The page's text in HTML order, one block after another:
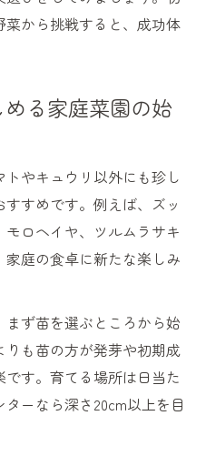
から挑戦すると、成功体
る家庭菜園の始
やキュウリ以外にも珍し
すめです。例えば、ズッ
ロヘイヤ、ツルムラサキ
庭の食卓に新たな楽しみ
ず苗を選ぶところから始
も苗の方が発芽や初期成
す。育てる場所は日当た
ーなら深さ20cm以上を目